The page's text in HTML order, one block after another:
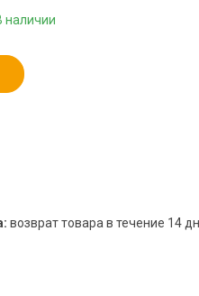
наличии
возврат товара в течение 14